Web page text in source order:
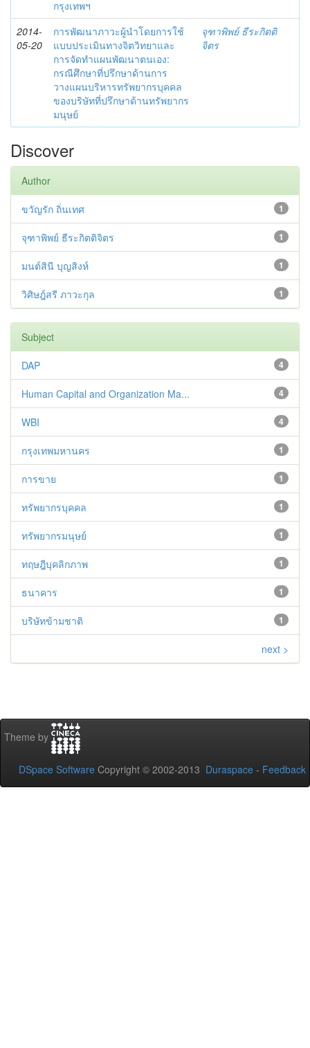
กรุงเทพฯ
2014-
05-20
การพัฒนาภาวะผู้นำโดยการใช้
แบบประเมินทางจิตวิทยาและ
การจัดทำแผนพัฒนาตนเอง:
กรณีศึกษาที่ปรึกษาด้านการ
วางแผนบริหารทรัพยากรบุคคล
ของบริษัทที่ปรึกษาด้านทรัพยากร
มนุษย์
จุฑาพิพย์ ธีระกิตติ
จิตร
Discover
Author
1
ขวัญรัก ถิ่นเทศ
1
จุฑาพิพย์ ธีระกิตติจิตร
1
มนต์สินี บุญสิงห์
1
วิศิษฎ์สรี ภาวะกุล
Subject
4
DAP
4
Human Capital and Organization Ma...
4
WBI
1
กรุงเทพมหานคร
1
การขาย
1
ทรัพยากรบุคคล
1
ทรัพยากรมนุษย์
1
ทฤษฎีบุคลิกภาพ
1
ธนาคาร
1
บริษัทข้ามชาติ
next >
Theme by
DSpace Software Copyright © 2002-2013 Duraspace - Feedback